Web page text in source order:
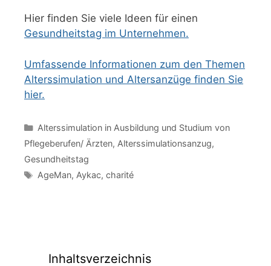
Hier finden Sie viele Ideen für einen
Gesundheitstag im Unternehmen.
Umfassende Informationen zum den Themen
Alterssimulation und Altersanzüge finden Sie
hier.
Kategorien
Alterssimulation in Ausbildung und Studium von
Pflegeberufen/ Ärzten, Alterssimulationsanzug,
Gesundheitstag
Schlagwörter
AgeMan, Aykac, charité
Inhaltsverzeichnis